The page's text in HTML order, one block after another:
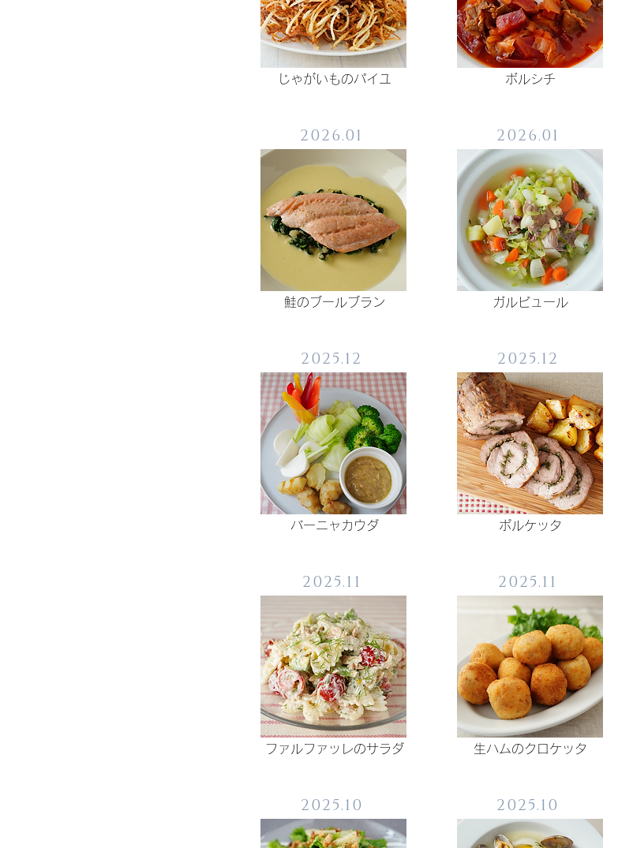
じゃがいものパイユ
2026.01
鮭のブールブラン
2025.12
バーニャカウダ
2025.11
ファルファッレのサラダ
2025.10
ボルシチ
2026.01
ガルビュール
2025.12
ポルケッタ
2025.11
生ハムのクロケッタ
2025.10